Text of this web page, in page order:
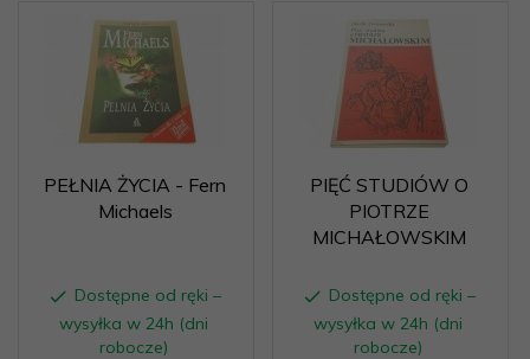
PEŁNIA ŻYCIA - Fern
Michaels
Dostępne od ręki –
wysyłka w 24h (dni
robocze)
PIĘĆ STUDIÓW O
PIOTRZE
MICHAŁOWSKIM
Dostępne od ręki –
wysyłka w 24h (dni
robocze)